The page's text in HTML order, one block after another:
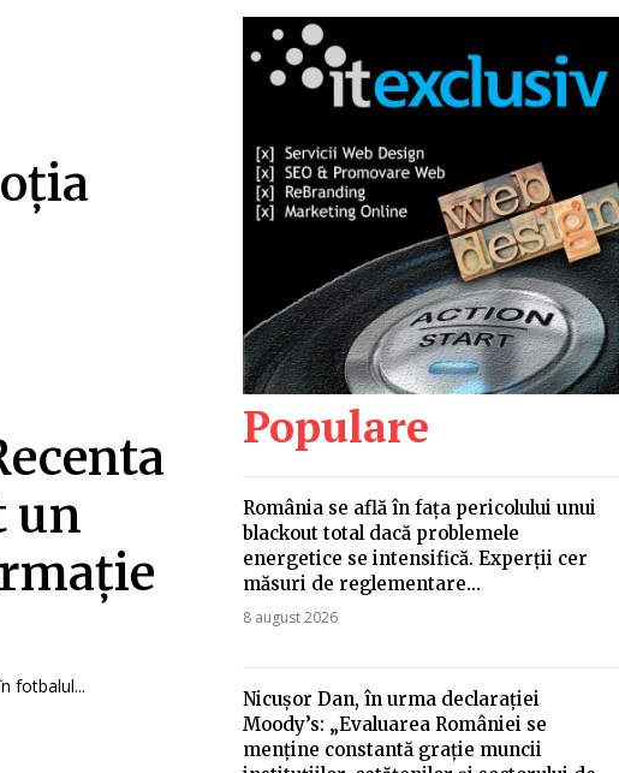
un
fotbalul...
Populare
România se află în fața pericolului unui
blackout total dacă problemele
energetice se intensifică. Experții cer
măsuri de reglementare…
8 august 2026
Nicușor Dan, în urma declarației
Moody’s: „Evaluarea României se
menține constantă grație muncii